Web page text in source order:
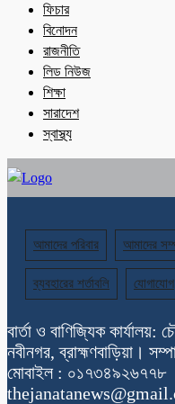
ফিচার
বিনোদন
রাজনীতি
লিড নিউজ
শিক্ষা
সারাদেশ
স্বাস্থ্য
আমাদের পরিবার আমাদের
ব্যবহারের শর্তাবলি যোগাযোগ
বার্তা ও বাণিজ্যিক
নবীনগর, ব্রাহ্মণবাড়িয়া।
মোবাইল : ০১৭৩৪৯২৬৭৭৮